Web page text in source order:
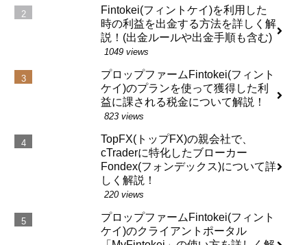
Fintokei(フィントケイ)を利用した
時の利益を出金する方法を詳しく解
説！(出金ルールや出金手順も含む)
1049 views
プロップファームFintokei(フィント
ケイ)のプランを使って獲得した利
益に課される税金について解説！
823 views
TopFX(トップFX)の親会社で、
cTraderに特化したブローカー
Fondex(フォンデックス)について詳
しく解説！
220 views
プロップファームFintokei(フィント
ケイ)のクライアントポータル